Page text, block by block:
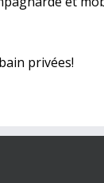
privées!